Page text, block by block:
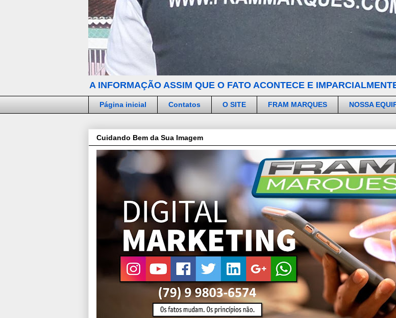
A INFORMAÇÃO ASSIM QUE O FATO ACONTECE E
Página inicial Contatos O SITE FRAM MARQUES NOSSA
Cuidando Bem da Sua Imagem